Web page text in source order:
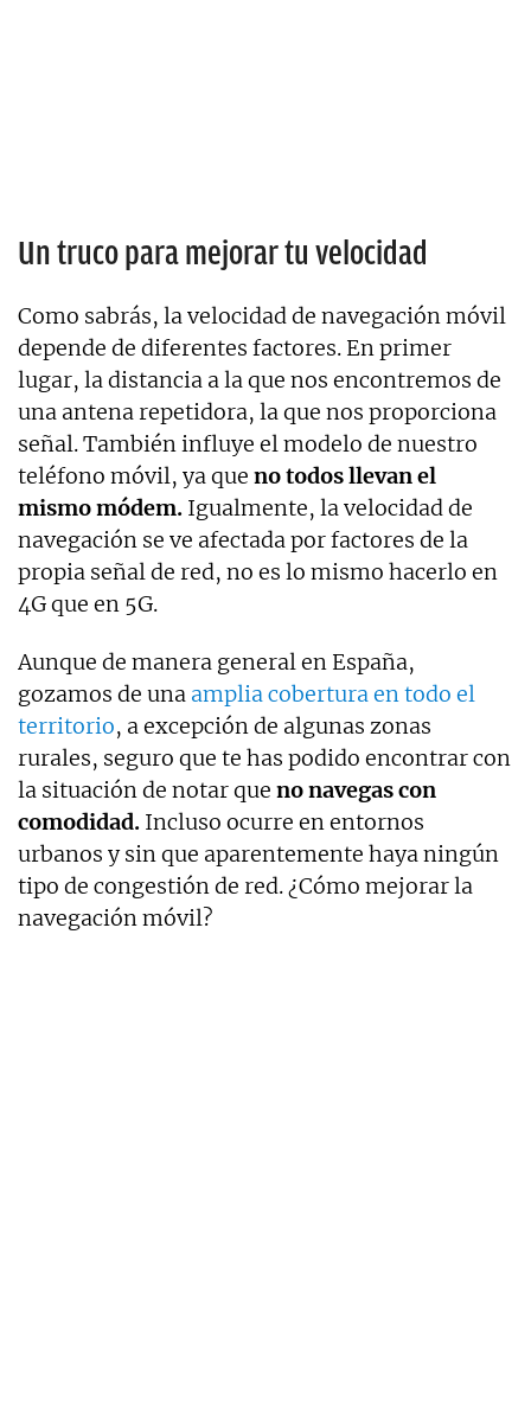
Un truco para mejorar tu velocidad
Como sabrás, la velocidad de navegación móvil
depende de diferentes factores. En primer
lugar, la distancia a la que nos encontremos de
una antena repetidora, la que nos proporciona
señal. También influye el modelo de nuestro
teléfono móvil, ya que no todos llevan el
mismo módem. Igualmente, la velocidad de
navegación se ve afectada por factores de la
propia señal de red, no es lo mismo hacerlo en
4G que en 5G.
Aunque de manera general en España,
gozamos de una amplia cobertura en todo el
territorio, a excepción de algunas zonas
rurales, seguro que te has podido encontrar con
la situación de notar que no navegas con
comodidad. Incluso ocurre en entornos
urbanos y sin que aparentemente haya ningún
tipo de congestión de red. ¿Cómo mejorar la
navegación móvil?